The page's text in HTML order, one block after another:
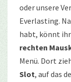
oder unsere
Everlasting.
habt, könnt ihr
rechten
Menü. Dort
Slot, auf das